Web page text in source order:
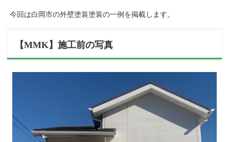
今回は白岡市の外壁塗装塗装の一例を掲載します。
【MMK】施工前の写真